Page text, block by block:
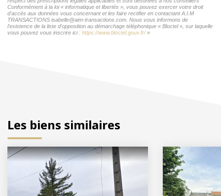
Conformément à la loi « informatique et libertés », vous pouvez exercer votre droit
d'accès aux données vous concernant et les faire rectifier en contactant A.I.M
TRANSACTIONS isabelle@aim-transactions.com. Nous vous informons de
l'existence de la liste d'opposition au démarchage téléphonique « Bloctel », sur laquelle
vous pouvez vous inscrire ici : https://www.bloctel.gouv.fr/»
Les biens similaires